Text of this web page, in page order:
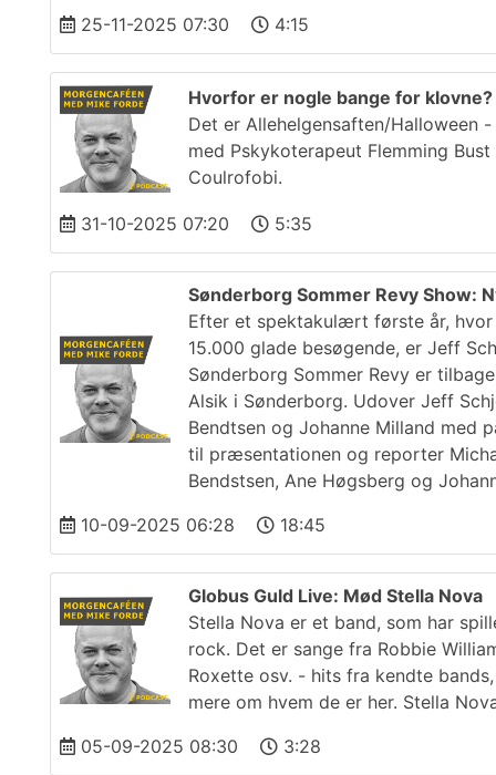
25-11-2025 07:30 4:15
Hvorfor er nogle bange for
Det er Allehelgensaften/Halloween
med Pskykoterapeut Flemming
Coulrofobi.
31-10-2025 07:20 5:35
Sønderborg Sommer Revy Show:
Efter et spektakulært første år, hvor
15.000 glade besøgende, er Jeff
Sønderborg Sommer Revy er
Alsik i Sønderborg. Udover Jeff
Bendtsen og Johanne Milland med
til præsentationen og reporter
Bendstsen, Ane Høgsberg og
10-09-2025 06:28
18:45
Globus Guld Live: Mød Stella Nova
Stella Nova er et band, som har
rock. Det er sange fra Robbie
Roxette osv. - hits fra kendte
mere om hvem de er her. Stella
05-09-2025 08:30
3:28